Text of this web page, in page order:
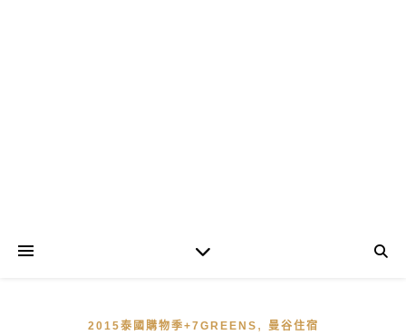
2015泰國購物季+7GREENS , 曼谷住宿